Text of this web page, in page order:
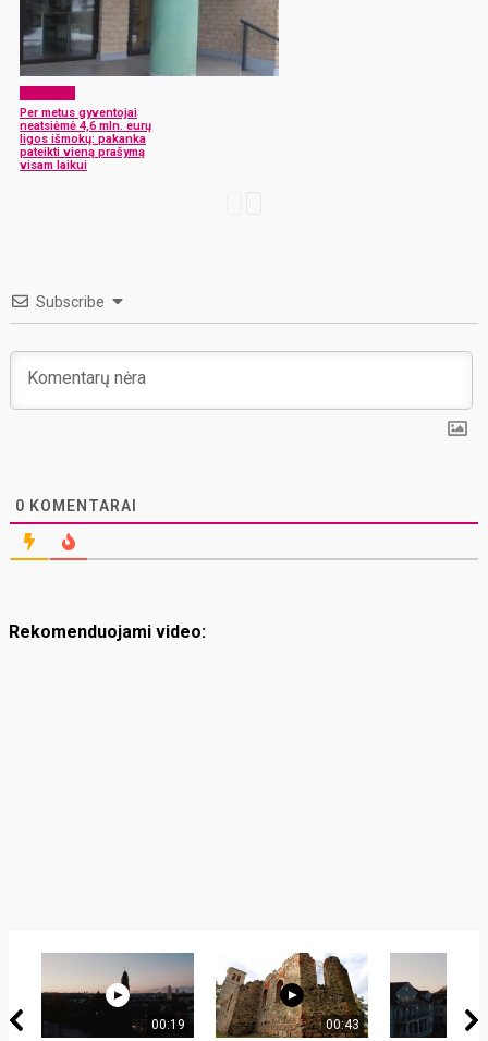
Per metus gyventojai
neatsiėmė 4,6 mln. eurų
ligos išmokų: pakanka
pateikti vieną prašymą
visam laikui
Subscribe
0 KOMENTARAI
Rekomenduojami video:
00:19 00:43